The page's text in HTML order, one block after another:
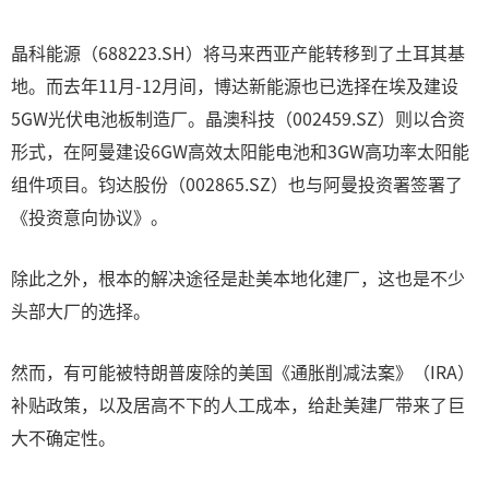
晶科能源（688223.SH）将马来西亚产能转移到了土耳其基
地。而去年11月-12月间，博达新能源也已选择在埃及建设
5GW光伏电池板制造厂。晶澳科技（002459.SZ）则以合资
形式，在阿曼建设6GW高效太阳能电池和3GW高功率太阳能
组件项目。钧达股份（002865.SZ）也与阿曼投资署签署了
《投资意向协议》。
除此之外，根本的解决途径是赴美本地化建厂，这也是不少
头部大厂的选择。
然而，有可能被特朗普废除的美国《通胀削减法案》（IRA）
补贴政策，以及居高不下的人工成本，给赴美建厂带来了巨
大不确定性。